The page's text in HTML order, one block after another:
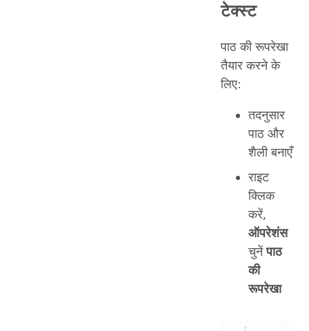
टेक्स्ट
पाठ की रूपरेखा
तैयार करने के
लिए:
तदनुसार
पाठ और
शैली बनाएँ
राइट
क्लिक
करें,
ऑपरेशंस
चुनेंपाठ
की
रूपरेखा